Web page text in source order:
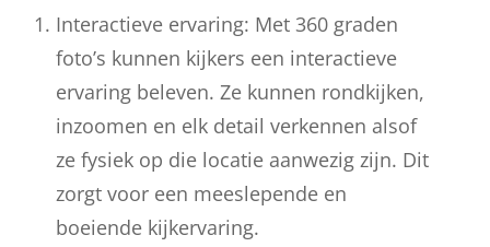
Interactieve ervaring: Met 360 graden
foto’s kunnen kijkers een interactieve
ervaring beleven. Ze kunnen rondkijken,
inzoomen en elk detail verkennen alsof
ze fysiek op die locatie aanwezig zijn. Dit
zorgt voor een meeslepende en
boeiende kijkervaring.